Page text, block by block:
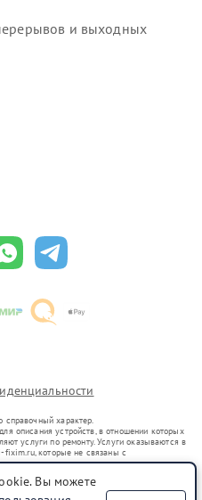
и выходных
справочный характер.
описания устройств, в отношении которых
услуги по ремонту. Услуги оказываются в
fixim.ru, которые не связаны с
представителями.
в гражданский оборот в соответствии
индивидуализации услуг или введения
Вы можете